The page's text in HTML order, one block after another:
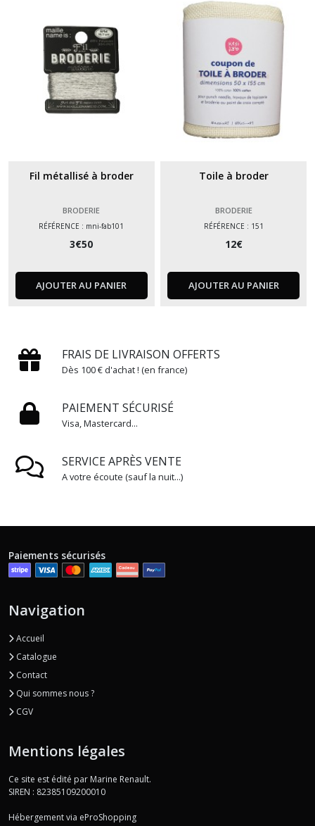
Fil métallisé à broder
BRODERIE
RÉFÉRENCE : mni-fab101
3€50
AJOUTER AU PANIER
Toile à broder
BRODERIE
RÉFÉRENCE : 151
12€
AJOUTER AU PANIER
FRAIS DE LIVRAISON OFFERTS
Dès 100 € d'achat ! (en france)
PAIEMENT SÉCURISÉ
Visa, Mastercard...
SERVICE APRÈS VENTE
A votre écoute (sauf la nuit...)
Rubans
Paiements sécurisés
Navigation
Accueil
Catalogue
Contact
Qui sommes nous ?
CGV
Mentions légales
Ce site est édité par Marine Renault.
SIREN : 82385109200010
Hébergement via eProShopping